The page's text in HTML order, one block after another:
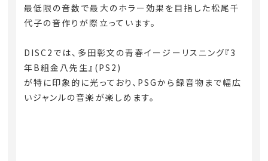
最低限の音数で最大のホラー効果を目指した松尾千
代子の音作りが際立っています。
DISC2では、多田彰文の青春イージーリスニング『3
年B組金八先生』(PS2)
が特に印象的に光っており、PSGから録音物まで幅広
いジャンルの音楽が楽しめます。